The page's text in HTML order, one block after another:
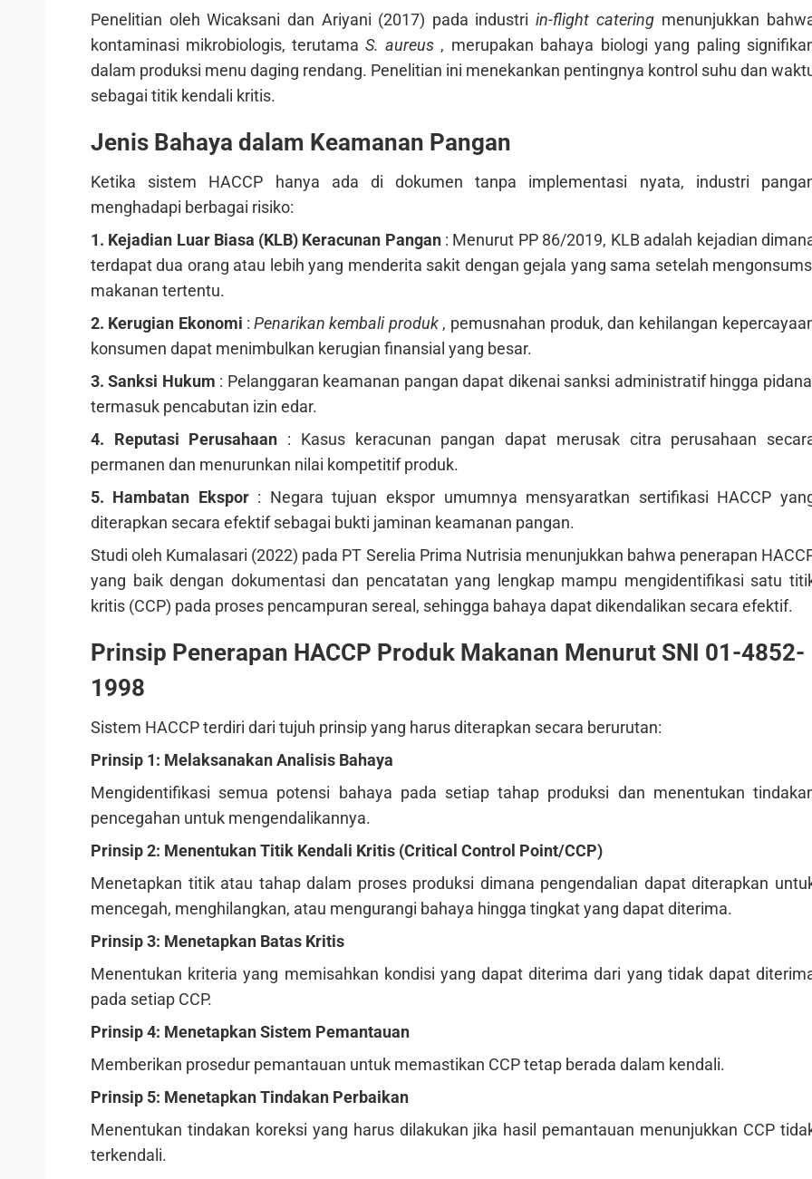
Penelitian oleh Wicaksani dan Ariyani (2017) pada industri in-flight catering menunjukkan
kontaminasi mikrobiologis, terutama S. aureus , merupakan bahaya biologi yang paling
dalam produksi menu daging rendang. Penelitian ini menekankan pentingnya kontrol suhu dan
sebagai titik kendali kritis.
Jenis Bahaya dalam Keamanan Pangan
Ketika sistem HACCP hanya ada di dokumen tanpa implementasi nyata, industri
menghadapi berbagai risiko:
1. Kejadian Luar Biasa (KLB) Keracunan Pangan : Menurut PP 86/2019, KLB adalah kejadian
terdapat dua orang atau lebih yang menderita sakit dengan gejala yang sama setelah
makanan tertentu.
2. Kerugian Ekonomi : Penarikan kembali produk , pemusnahan produk, dan kehilangan
konsumen dapat menimbulkan kerugian finansial yang besar.
3. Sanksi Hukum : Pelanggaran keamanan pangan dapat dikenai sanksi administratif hingga
termasuk pencabutan izin edar.
4. Reputasi Perusahaan : Kasus keracunan pangan dapat merusak citra perusahaan
permanen dan menurunkan nilai kompetitif produk.
5. Hambatan Ekspor : Negara tujuan ekspor umumnya mensyaratkan sertifikasi HACCP
diterapkan secara efektif sebagai bukti jaminan keamanan pangan.
Studi oleh Kumalasari (2022) pada PT Serelia Prima Nutrisia menunjukkan bahwa penerapan
yang baik dengan dokumentasi dan pencatatan yang lengkap mampu mengidentifikasi satu
kritis (CCP) pada proses pencampuran sereal, sehingga bahaya dapat dikendalikan secara efektif.
Prinsip Penerapan HACCP Produk Makanan Menurut SNI 01-4852-
1998
Sistem HACCP terdiri dari tujuh prinsip yang harus diterapkan secara berurutan:
Prinsip 1: Melaksanakan Analisis Bahaya
Mengidentifikasi semua potensi bahaya pada setiap tahap produksi dan menentukan
pencegahan untuk mengendalikannya.
Prinsip 2: Menentukan Titik Kendali Kritis (Critical Control Point/CCP)
Menetapkan titik atau tahap dalam proses produksi dimana pengendalian dapat diterapkan
mencegah, menghilangkan, atau mengurangi bahaya hingga tingkat yang dapat diterima.
Prinsip 3: Menetapkan Batas Kritis
Menentukan kriteria yang memisahkan kondisi yang dapat diterima dari yang tidak dapat
pada setiap CCP.
Prinsip 4: Menetapkan Sistem Pemantauan
Memberikan prosedur pemantauan untuk memastikan CCP tetap berada dalam kendali.
Prinsip 5: Menetapkan Tindakan Perbaikan
Menentukan tindakan koreksi yang harus dilakukan jika hasil pemantauan menunjukkan CCP
terkendali.